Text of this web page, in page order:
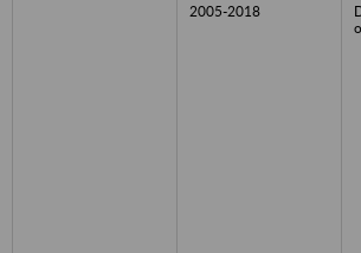
2005-2018